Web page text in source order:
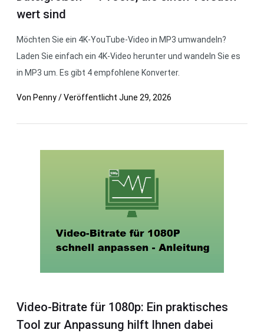
wert sind
Möchten Sie ein 4K-YouTube-Video in MP3 umwandeln?
Laden Sie einfach ein 4K-Video herunter und wandeln Sie es
in MP3 um. Es gibt 4 empfohlene Konverter.
Von Penny/Veröffentlicht June 29, 2026
Video-Bitrate für 1080p: Ein praktisches
Tool zur Anpassung hilft Ihnen dabei